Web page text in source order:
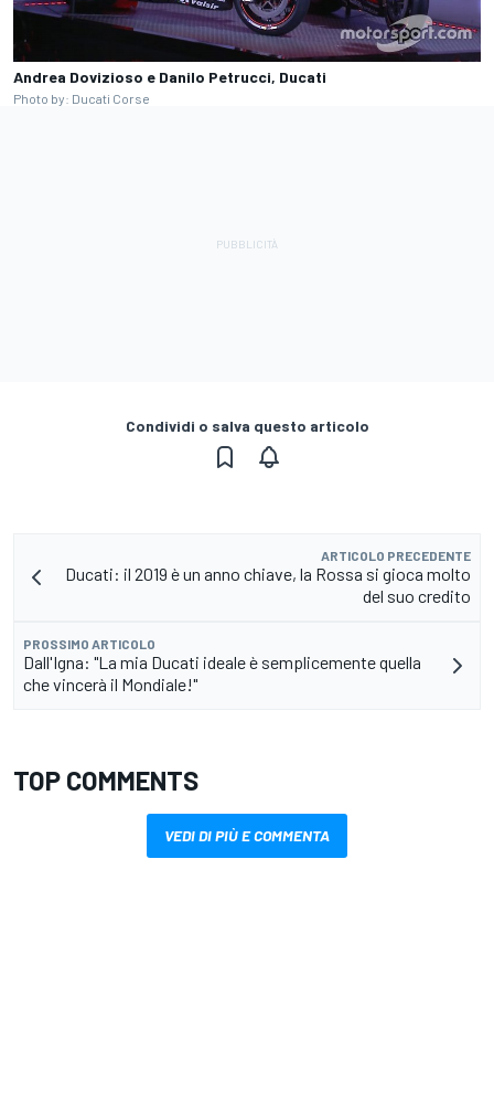
Andrea Dovizioso e Danilo Petrucci, Ducati
Photo by: Ducati Corse
Condividi o salva questo articolo
ARTICOLO PRECEDENTE
Ducati: il 2019 è un anno chiave, la Rossa si gioca molto
del suo credito
PROSSIMO ARTICOLO
Dall'Igna: "La mia Ducati ideale è semplicemente quella
che vincerà il Mondiale!"
TOP COMMENTS
VEDI DI PIÙ E COMMENTA